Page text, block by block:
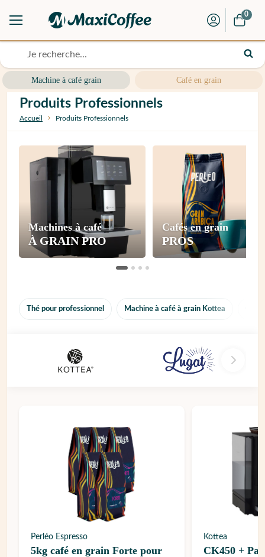
Machine à café grain Café en grain
0
Produits Professionnels
Accueil Produits Professionnels
Machines à café
À GRAIN PRO
Cafés en grain
PROS
Thé pour professionnel Machine à café à grain Kottea
Perléo Espresso
5kg café en grain Forte pour
Kottea
CK450 +